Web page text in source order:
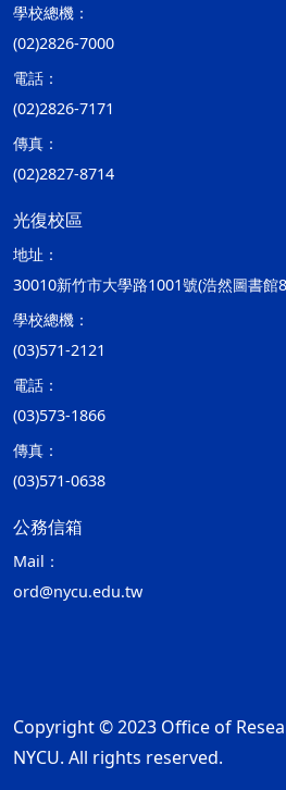
學校總機：
(02)2826-7000
電話：
(02)2826-7171
傳真：
(02)2827-8714
光復校區
地址：
30010新竹市大學路1001號(浩然圖書館
學校總機：
(03)571-2121
電話：
(03)573-1866
傳真：
(03)571-0638
公務信箱
Mail：
ord@nycu.edu.tw
Copyright © 2023 Office of
NYCU. All rights reserved.